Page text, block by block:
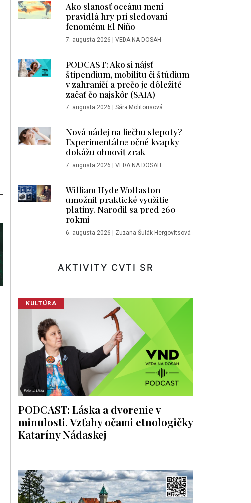
Ako slanosť oceánu mení
pravidlá hry pri sledovaní
fenoménu El Niño
7. augusta 2026 | VEDA NA DOSAH
PODCAST: Ako si nájsť
štipendium, mobilitu či štúdium
v zahraničí a prečo je dôležité
začať čo najskôr (SAIA)
7. augusta 2026 | Sára Molitorisová
Nová nádej na liečbu slepoty?
Experimentálne očné kvapky
dokážu obnoviť zrak
7. augusta 2026 | VEDA NA DOSAH
William Hyde Wollaston
umožnil praktické využitie
platiny. Narodil sa pred 260
rokmi
6. augusta 2026 | Zuzana Šulák Hergovitsová
AKTIVITY CVTI SR
KULTÚRA
PODCAST: Láska a dvorenie v
minulosti. Vzťahy očami etnologičky
Kataríny Nádaskej